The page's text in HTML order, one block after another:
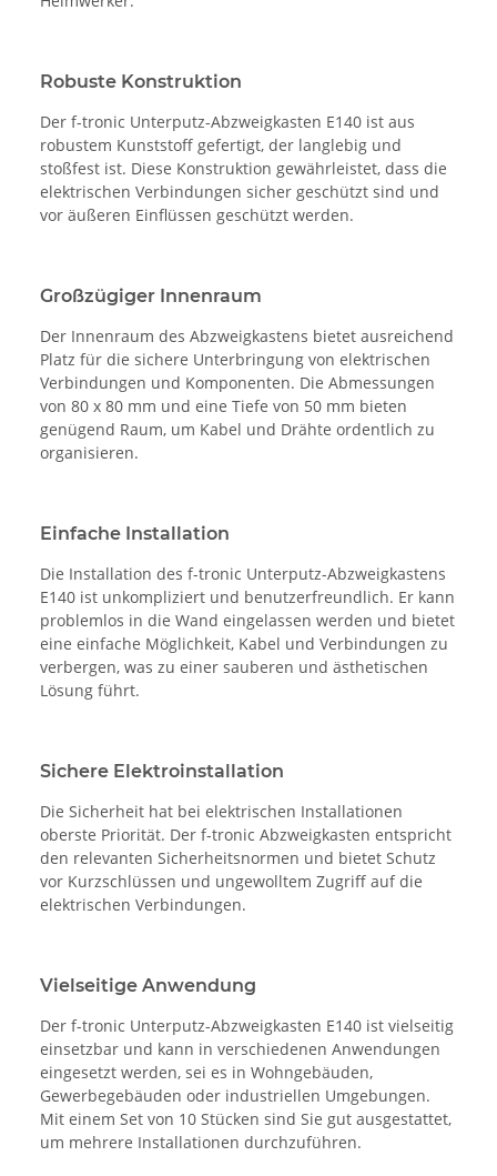
Robuste Konstruktion
Der f-tronic Unterputz-Abzweigkasten E140 ist aus
robustem Kunststoff gefertigt, der langlebig und
stoßfest ist. Diese Konstruktion gewährleistet, dass die
elektrischen Verbindungen sicher geschützt sind und
vor äußeren Einflüssen geschützt werden.
Großzügiger Innenraum
Der Innenraum des Abzweigkastens bietet ausreichend
Platz für die sichere Unterbringung von elektrischen
Verbindungen und Komponenten. Die Abmessungen
von 80 x 80 mm und eine Tiefe von 50 mm bieten
genügend Raum, um Kabel und Drähte ordentlich zu
organisieren.
Einfache Installation
Die Installation des f-tronic Unterputz-Abzweigkastens
E140 ist unkompliziert und benutzerfreundlich. Er kann
problemlos in die Wand eingelassen werden und bietet
eine einfache Möglichkeit, Kabel und Verbindungen zu
verbergen, was zu einer sauberen und ästhetischen
Lösung führt.
Sichere Elektroinstallation
Die Sicherheit hat bei elektrischen Installationen
oberste Priorität. Der f-tronic Abzweigkasten entspricht
den relevanten Sicherheitsnormen und bietet Schutz
vor Kurzschlüssen und ungewolltem Zugriff auf die
elektrischen Verbindungen.
Vielseitige Anwendung
Der f-tronic Unterputz-Abzweigkasten E140 ist vielseitig
einsetzbar und kann in verschiedenen Anwendungen
eingesetzt werden, sei es in Wohngebäuden,
Gewerbegebäuden oder industriellen Umgebungen.
Mit einem Set von 10 Stücken sind Sie gut ausgestattet,
um mehrere Installationen durchzuführen.